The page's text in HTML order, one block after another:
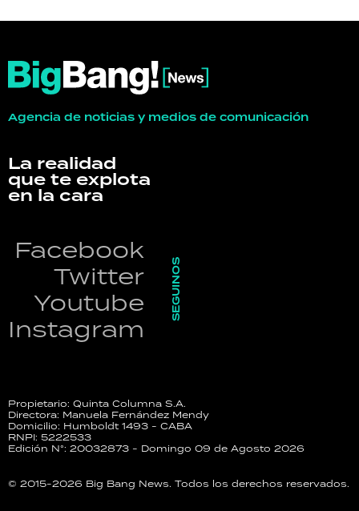
Agencia de noticias y medios de comunicación
La realidad
que te explota
en la cara
Facebook
Twitter
Youtube
Instagram
SEGUINOS
Propietario: Quinta Columna S.A.
Directora: Manuela Fernández Mendy
Domicilio: Humboldt 1493 - CABA
RNPI: 5222533
Edición N°: 20032873 - Domingo 09 de Agosto 2026
© 2015-2026 Big Bang News. Todos los derechos reservados.